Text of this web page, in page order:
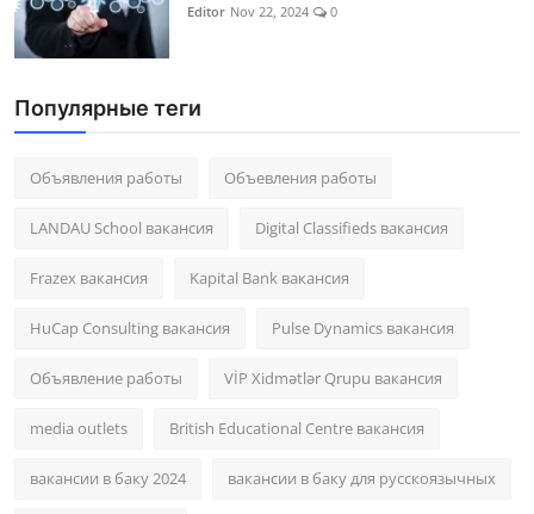
Editor Nov 22, 2024 0
Популярные теги
Объявления работы Объевления работы
LANDAU School вакансия Digital Classifieds вакансия
Frazex вакансия Kapital Bank вакансия
HuCap Consulting вакансия Pulse Dynamics вакансия
Объявление работы VİP Xidmətlər Qrupu вакансия
media outlets British Educational Centre вакансия
вакансии в баку 2024 вакансии в баку для русскоязычных